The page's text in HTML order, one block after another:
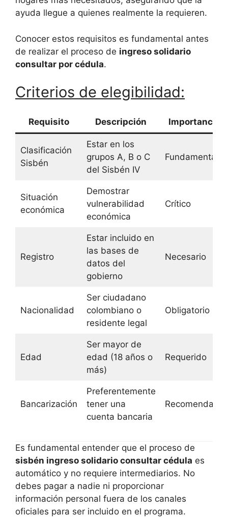
ayuda llegue a quienes realmente la requieren.
Conocer estos requisitos es fundamental antes
de realizar el proceso de ingreso solidario
consultar por cédula.
Criterios de elegibilidad:
Requisito Descripción Importancia
Clasificación
Sisbén
Estar en los
grupos A, B o C
del Sisbén IV
Fundamental
Situación
económica
Demostrar
vulnerabilidad
económica
Crítico
Registro
Estar incluido en
las bases de
datos del
gobierno
Necesario
Nacionalidad
Ser ciudadano
colombiano o
residente legal
Obligatorio
Edad
Ser mayor de
edad (18 años o
más)
Requerido
Bancarización
Preferentemente
tener una
cuenta bancaria
Recomendado
Es fundamental entender que el proceso de
sisbén ingreso solidario consultar cédula es
automático y no requiere intermediarios. No
debes pagar a nadie ni proporcionar
información personal fuera de los canales
oficiales para ser incluido en el programa.